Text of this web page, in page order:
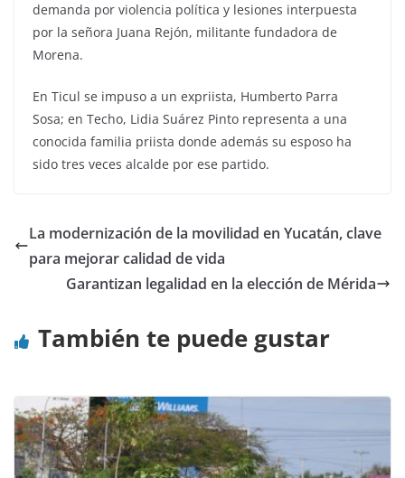
demanda por violencia política y lesiones interpuesta
por la señora Juana Rejón, militante fundadora de
Morena.
En Ticul se impuso a un expriista, Humberto Parra
Sosa; en Techo, Lidia Suárez Pinto representa a una
conocida familia priista donde además su esposo ha
sido tres veces alcalde por ese partido.
La modernización de la movilidad en Yucatán, clave
para mejorar calidad de vida
Garantizan legalidad en la elección de Mérida
También te puede gustar